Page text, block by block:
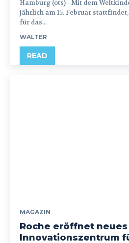
Hamburg (ots) - Mit dem Weltkinderkrebstag, der
jährlich am 15. Februar
für das...
WALTER
READ
MAGAZIN
Roche eröffnet
Innovationszentrum